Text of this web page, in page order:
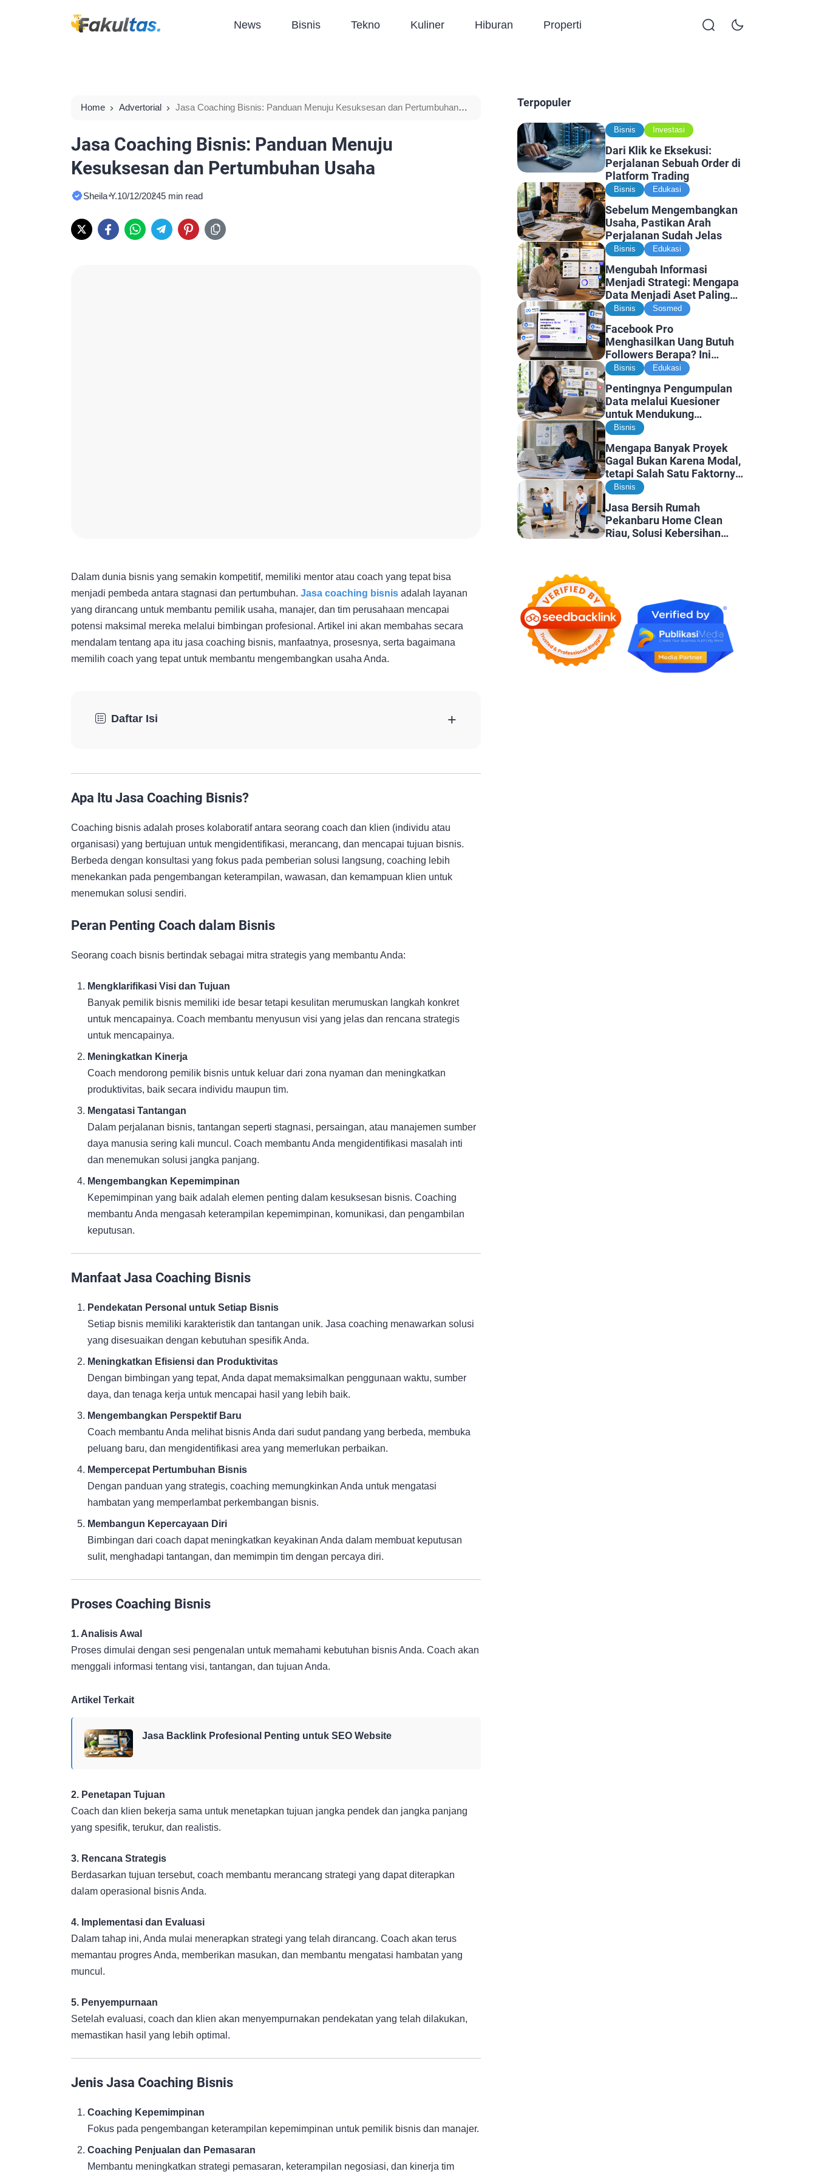
News Bisnis Tekno Kuliner Hiburan Properti
Home Advertorial
Jasa Coaching Bisnis: Panduan Menuju Kesuksesan dan Pertumbuhan
Jasa Coaching Bisnis: Panduan Menuju
Kesuksesan dan Pertumbuhan Usaha
Sheila Y.10/12/20245 min read
Dalam dunia bisnis yang semakin kompetitif, memiliki mentor atau coach yang tepat bisa
menjadi pembeda antara stagnasi dan pertumbuhan. Jasa coaching bisnis adalah layanan
yang dirancang untuk membantu pemilik usaha, manajer, dan tim perusahaan mencapai
potensi maksimal mereka melalui bimbingan profesional. Artikel ini akan membahas secara
mendalam tentang apa itu jasa coaching bisnis, manfaatnya, prosesnya, serta bagaimana
memilih coach yang tepat untuk membantu mengembangkan usaha Anda.
Daftar Isi +
Apa Itu Jasa Coaching Bisnis?
Coaching bisnis adalah proses kolaboratif antara seorang coach dan klien (individu atau
organisasi) yang bertujuan untuk mengidentifikasi, merancang, dan mencapai tujuan bisnis.
Berbeda dengan konsultasi yang fokus pada pemberian solusi langsung, coaching lebih
menekankan pada pengembangan keterampilan, wawasan, dan kemampuan klien untuk
menemukan solusi sendiri.
Peran Penting Coach dalam Bisnis
Seorang coach bisnis bertindak sebagai mitra strategis yang membantu Anda:
Mengklarifikasi Visi dan Tujuan
Banyak pemilik bisnis memiliki ide besar tetapi kesulitan merumuskan langkah konkret
untuk mencapainya. Coach membantu menyusun visi yang jelas dan rencana strategis
untuk mencapainya.
Meningkatkan Kinerja
Coach mendorong pemilik bisnis untuk keluar dari zona nyaman dan meningkatkan
produktivitas, baik secara individu maupun tim.
Mengatasi Tantangan
Dalam perjalanan bisnis, tantangan seperti stagnasi, persaingan, atau manajemen sumber
daya manusia sering kali muncul. Coach membantu Anda mengidentifikasi masalah inti
dan menemukan solusi jangka panjang.
Mengembangkan Kepemimpinan
Kepemimpinan yang baik adalah elemen penting dalam kesuksesan bisnis. Coaching
membantu Anda mengasah keterampilan kepemimpinan, komunikasi, dan pengambilan
keputusan.
Manfaat Jasa Coaching Bisnis
Pendekatan Personal untuk Setiap Bisnis
Setiap bisnis memiliki karakteristik dan tantangan unik. Jasa coaching menawarkan solusi
yang disesuaikan dengan kebutuhan spesifik Anda.
Meningkatkan Efisiensi dan Produktivitas
Dengan bimbingan yang tepat, Anda dapat memaksimalkan penggunaan waktu, sumber
daya, dan tenaga kerja untuk mencapai hasil yang lebih baik.
Mengembangkan Perspektif Baru
Coach membantu Anda melihat bisnis Anda dari sudut pandang yang berbeda, membuka
peluang baru, dan mengidentifikasi area yang memerlukan perbaikan.
Mempercepat Pertumbuhan Bisnis
Dengan panduan yang strategis, coaching memungkinkan Anda untuk mengatasi
hambatan yang memperlambat perkembangan bisnis.
Membangun Kepercayaan Diri
Bimbingan dari coach dapat meningkatkan keyakinan Anda dalam membuat keputusan
sulit, menghadapi tantangan, dan memimpin tim dengan percaya diri.
Proses Coaching Bisnis
1. Analisis Awal
Proses dimulai dengan sesi pengenalan untuk memahami kebutuhan bisnis Anda. Coach akan
menggali informasi tentang visi, tantangan, dan tujuan Anda.
Artikel Terkait
Jasa Backlink Profesional Penting untuk SEO Website
2. Penetapan Tujuan
Coach dan klien bekerja sama untuk menetapkan tujuan jangka pendek dan jangka panjang
yang spesifik, terukur, dan realistis.
3. Rencana Strategis
Berdasarkan tujuan tersebut, coach membantu merancang strategi yang dapat diterapkan
dalam operasional bisnis Anda.
4. Implementasi dan Evaluasi
Dalam tahap ini, Anda mulai menerapkan strategi yang telah dirancang. Coach akan terus
memantau progres Anda, memberikan masukan, dan membantu mengatasi hambatan yang
muncul.
5. Penyempurnaan
Setelah evaluasi, coach dan klien akan menyempurnakan pendekatan yang telah dilakukan,
memastikan hasil yang lebih optimal.
Jenis Jasa Coaching Bisnis
Coaching Kepemimpinan
Fokus pada pengembangan keterampilan kepemimpinan untuk pemilik bisnis dan manajer.
Coaching Penjualan dan Pemasaran
Membantu meningkatkan strategi pemasaran, keterampilan negosiasi, dan kinerja tim
Terpopuler
Bisnis Investasi
Dari Klik ke Eksekusi:
Perjalanan Sebuah Order di
Platform Trading
Bisnis Edukasi
Sebelum Mengembangkan
Usaha, Pastikan Arah
Perjalanan Sudah Jelas
Bisnis Edukasi
Mengubah Informasi
Menjadi Strategi: Mengapa
Data Menjadi Aset Paling
Berharga di Era Digital
Bisnis Sosmed
Facebook Pro
Menghasilkan Uang Butuh
Followers Berapa? Ini
Faktanya
Bisnis Edukasi
Pentingnya Pengumpulan
Data melalui Kuesioner
untuk Mendukung
Penelitian dan Pengambilan
Bisnis
Mengapa Banyak Proyek
Gagal Bukan Karena Modal,
tetapi Salah Satu Faktornya
Karena Tidak Pernah Diuji
Bisnis
Jasa Bersih Rumah
Pekanbaru Home Clean
Riau, Solusi Kebersihan